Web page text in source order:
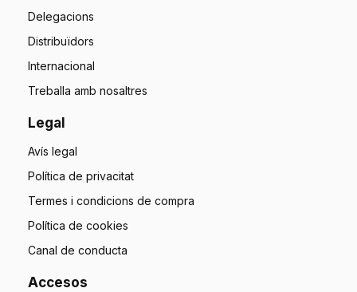
Delegacions
Distribuïdors
Internacional
Treballa amb nosaltres
Legal
Avís legal
Política de privacitat
Termes i condicions de compra
Política de cookies
Canal de conducta
Accesos